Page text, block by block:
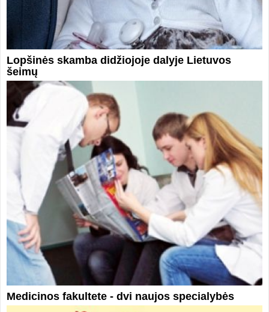
Lopšinės skamba didžiojoje dalyje Lietuvos
šeimų
Medicinos fakultete - dvi naujos specialybės